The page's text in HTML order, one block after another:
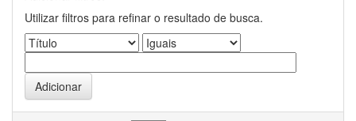
Utilizar filtros para refinar o resultado de busca.